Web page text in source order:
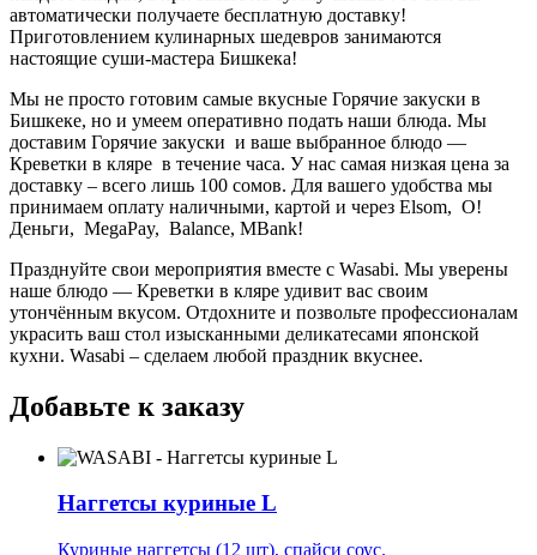
автоматически получаете бесплатную доставку!
Приготовлением кулинарных шедевров занимаются
настоящие суши-мастера Бишкека!
Мы не просто готовим самые вкусные Горячие закуски в
Бишкеке, но и умеем оперативно подать наши блюда. Мы
доставим Горячие закуски и ваше выбранное блюдо —
Креветки в кляре в течение часа. У нас самая низкая цена за
доставку – всего лишь 100 сомов. Для вашего удобства мы
принимаем оплату наличными, картой и через Elsom, О!
Деньги, MegaPay, Balance, MBank!
Празднуйте свои мероприятия вместе с Wasabi. Мы уверены
наше блюдо — Креветки в кляре удивит вас своим
утончённым вкусом. Отдохните и позвольте профессионалам
украсить ваш стол изысканными деликатесами японской
кухни. Wasabi – сделаем любой праздник вкуснее.
Добавьте к заказу
Наггетсы куриные L
Куриные наггетсы (12 шт), спайси соус.